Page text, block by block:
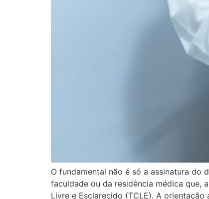
O fundamental não é só a assinatura
faculdade ou da residência médica que,
Livre e Esclarecido (TCLE). A